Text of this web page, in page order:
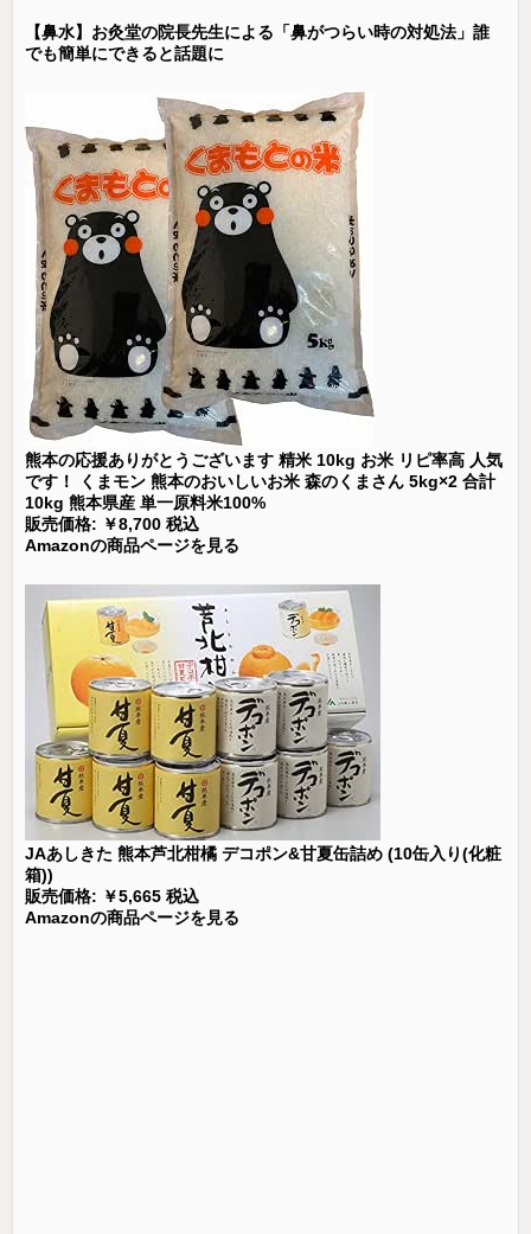
【鼻水】お灸堂の院長先生による「鼻がつらい時の対処法」誰
でも簡単にできると話題に
熊本の応援ありがとうございます 精米 10kg お米 リピ率高 人気
です！ くまモン 熊本のおいしいお米 森のくまさん 5kg×2 合計
10kg 熊本県産 単一原料米100%
販売価格: ￥8,700 税込
Amazonの商品ページを見る
JAあしきた 熊本芦北柑橘 デコポン&甘夏缶詰め (10缶入り(化粧
箱))
販売価格: ￥5,665 税込
Amazonの商品ページを見る